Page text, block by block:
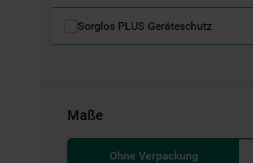
Sorglos PLUS Geräteschutz
Maße
Ohne Verpackung